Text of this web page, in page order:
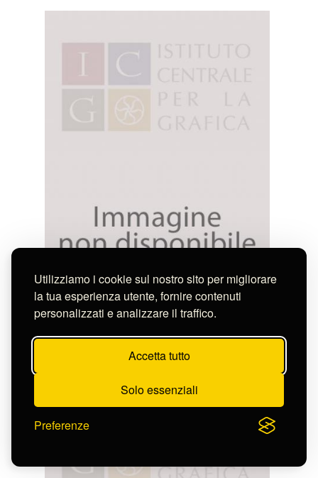
Utilizziamo i cookie sul nostro sito per migliorare
la tua esperienza utente, fornire contenuti
personalizzati e analizzare il traffico.
Accetta tutto
Solo essenziali
Preferenze
Anonimo
S-FN12558